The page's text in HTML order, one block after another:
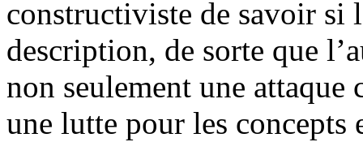
constructiviste de savoir si
description, de sorte que
non seulement une
une lutte pour les concepts